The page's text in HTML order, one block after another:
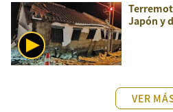
Japón y
VER